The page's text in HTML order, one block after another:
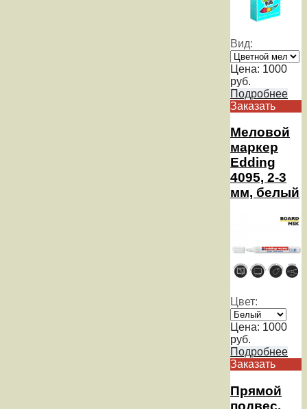
Вид:
Цена: 1000
руб.
Подробнее
Заказать
Меловой
маркер
Edding
4095, 2-3
мм, белый
Цвет:
Цена: 1000
руб.
Подробнее
Заказать
Прямой
подвес,